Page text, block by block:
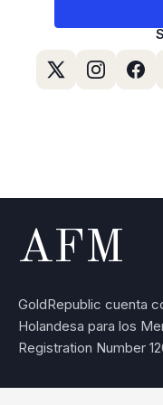
AFM
GoldRepublic cuenta
Holandesa para los
Registration Number